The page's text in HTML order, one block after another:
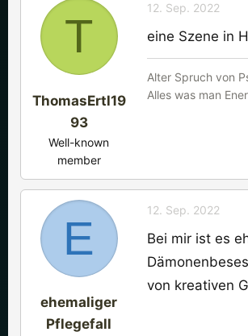
T
ThomasErtl19
93
Well-known
member
12. Sep. 2022
eine Szene in
Alter Spruch von
Alles was man
E
ehemaliger
Pflegefall
12. Sep. 2022
Bei mir ist es
von kreativen